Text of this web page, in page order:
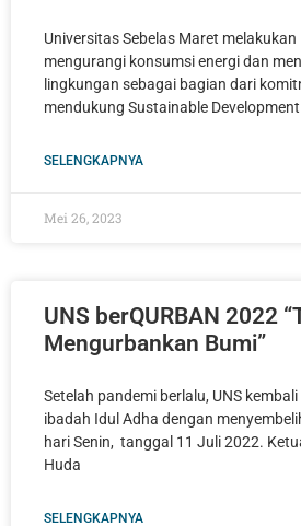
Universitas Sebelas Maret
mengurangi konsumsi energi dan
lingkungan sebagai bagian dari
mendukung Sustainable Development
SELENGKAPNYA
Mei 26, 2023
UNS berQURBAN 2022
Mengurbankan Bumi”
Setelah pandemi berlalu, UNS
ibadah Idul Adha dengan
hari Senin, tanggal 11 Juli 2022.
Huda
SELENGKAPNYA